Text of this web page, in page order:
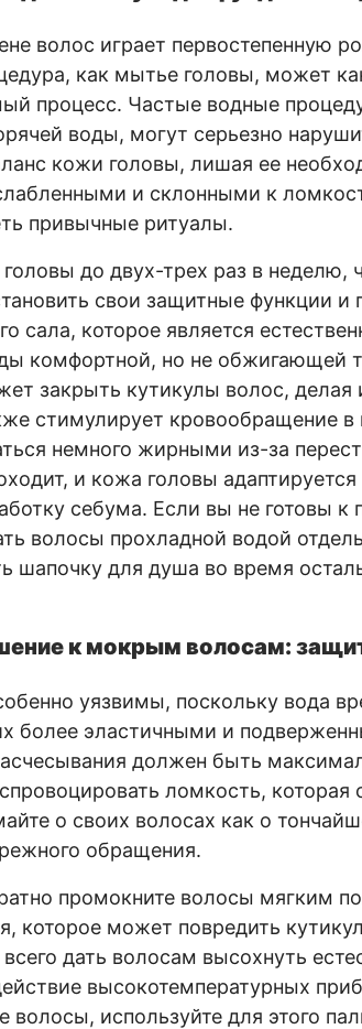
волос играет первостепенную
как мытье головы, может
процесс. Частые водные
воды, могут серьезно
кожи головы, лишая ее
и склонными к
привычные ритуалы.
до двух-трех раз в неделю,
свои защитные функции и
сала, которое является
комфортной, но не обжигающей
закрыть кутикулы волос, делая
стимулирует кровообращение
немного жирными из-за
и кожа головы
себума. Если вы не готовы
волосы прохладной водой
шапочку для душа во время
к мокрым волосам:
уязвимы, поскольку вода
более эластичными и
должен быть
ломкость, которая
о своих волосах как о
обращения.
промокните волосы мягким
которое может повредить
дать волосам высохнуть
высокотемпературных
волосы, используйте для этого